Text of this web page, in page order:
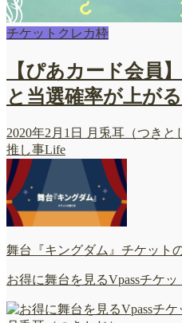
チケットクレカ枠
【ぴあカード会員
と当選確率が上が
2020年2月1日
月兎耳（つきと
推し事Life
舞台『キングダム』チケット
お得に舞台を見るVpassチケッ